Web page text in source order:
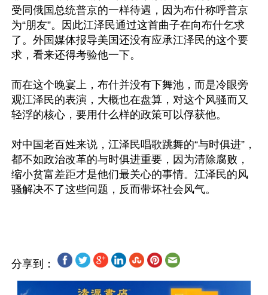
受同俄国总统普京的一样待遇，因为布什称呼普京
为“朋友”。因此江泽民通过这首曲子在向布什乞求
了。外国媒体报导美国还没有应承江泽民的这个要
求，看来还得考验他一下。
而在这个晚宴上，布什并没有下舞池，而是冷眼旁
观江泽民的表演，大概也在盘算，对这个风骚而又
轻浮的核心，要用什么样的政策可以俘获他。
对中国老百姓来说，江泽民唱歌跳舞的“与时俱进”，
都不如政治改革的与时俱进重要，因为清除腐败，
缩小贫富差距才是他们最关心的事情。江泽民的风
骚解决不了这些问题，反而带坏社会风气。
分享到：